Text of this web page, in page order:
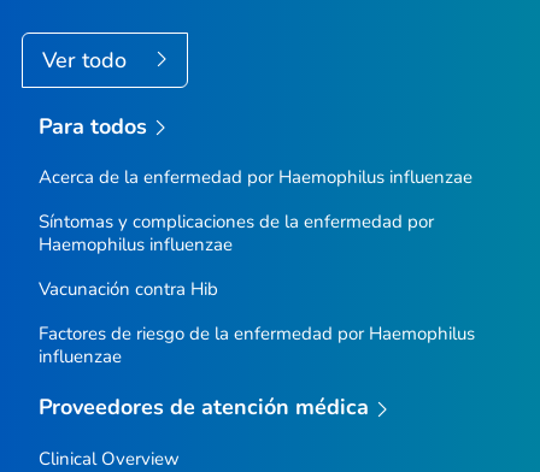
Ver todo
Para todos
Acerca de la enfermedad por Haemophilus influenzae
Síntomas y complicaciones de la enfermedad por
Haemophilus influenzae
Vacunación contra Hib
Factores de riesgo de la enfermedad por Haemophilus
influenzae
Proveedores de atención médica
Clinical Overview